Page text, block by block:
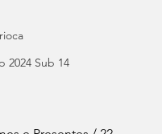
2024 Sub 14